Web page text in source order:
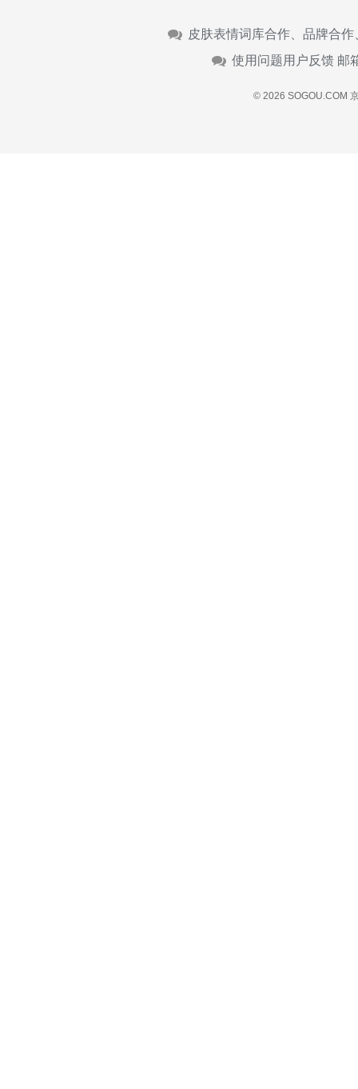
皮肤表情词库合作、品牌合
使用问题用户反馈 邮
© 2026 SOGOU.COM